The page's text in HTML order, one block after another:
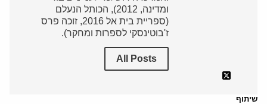
ומדינה, 2012), הכותל הנעלם
(ספריית בית אל 2016, זוכה פרס
ז'בוטינסקי לספרות ומחקר).
All Posts
שיתוף